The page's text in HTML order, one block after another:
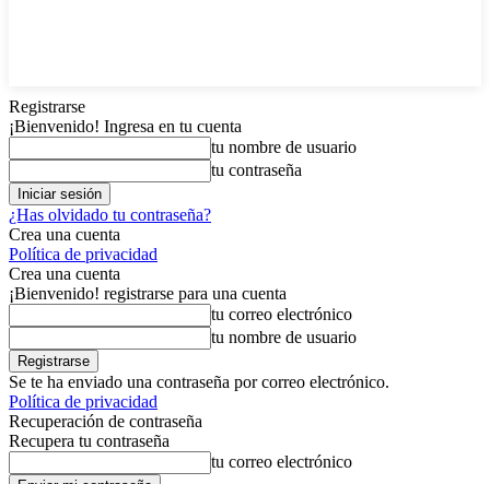
Registrarse
¡Bienvenido! Ingresa en tu cuenta
tu nombre de usuario
tu contraseña
¿Has olvidado tu contraseña?
Crea una cuenta
Política de privacidad
Crea una cuenta
¡Bienvenido! registrarse para una cuenta
tu correo electrónico
tu nombre de usuario
Se te ha enviado una contraseña por correo electrónico.
Política de privacidad
Recuperación de contraseña
Recupera tu contraseña
tu correo electrónico